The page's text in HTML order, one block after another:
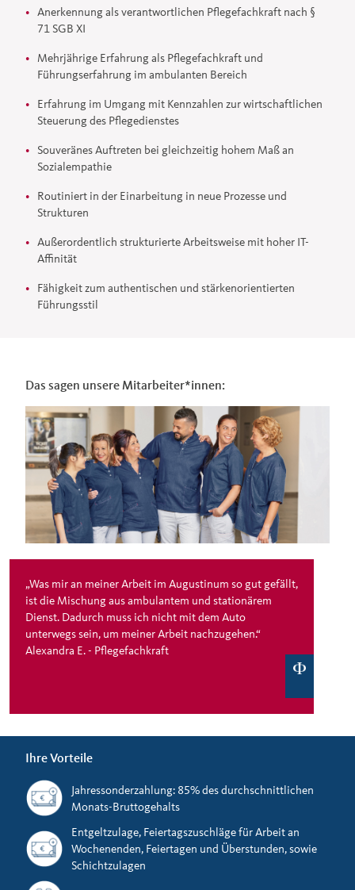
Anerkennung als verantwortlichen Pflegefachkraft nach §
71 SGB XI
Mehrjährige Erfahrung als Pflegefachkraft und
Führungserfahrung im ambulanten Bereich
Erfahrung im Umgang mit Kennzahlen zur wirtschaftlichen
Steuerung des Pflegedienstes
Souveränes Auftreten bei gleichzeitig hohem Maß an
Sozialempathie
Routiniert in der Einarbeitung in neue Prozesse und
Strukturen
Außerordentlich strukturierte Arbeitsweise mit hoher IT-
Affinität
Fähigkeit zum authentischen und stärkenorientierten
Führungsstil
Das sagen unsere Mitarbeiter*innen:
„Was mir an meiner Arbeit im Augustinum so gut gefällt,
ist die Mischung aus ambulantem und stationärem
Dienst. Dadurch muss ich nicht mit dem Auto
unterwegs sein, um meiner Arbeit nachzugehen.“
Alexandra E. - Pflegefachkraft
Ihre Vorteile
Jahressonderzahlung: 85% des durchschnittlichen
Monats-Bruttogehalts
Entgeltzulage, Feiertagszuschläge für Arbeit an
Wochenenden, Feiertagen und Überstunden, sowie
Schichtzulagen